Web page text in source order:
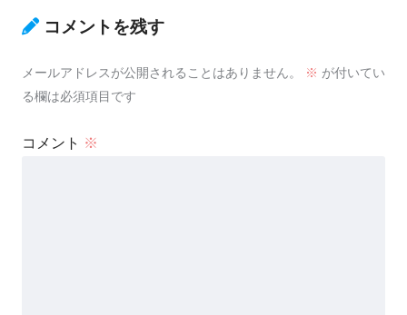
コメントを残す
メールアドレスが公開されることはありません。 ※ が付いてい
る欄は必須項目です
コメント ※